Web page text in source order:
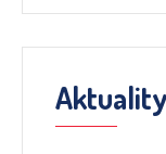
Aktuality